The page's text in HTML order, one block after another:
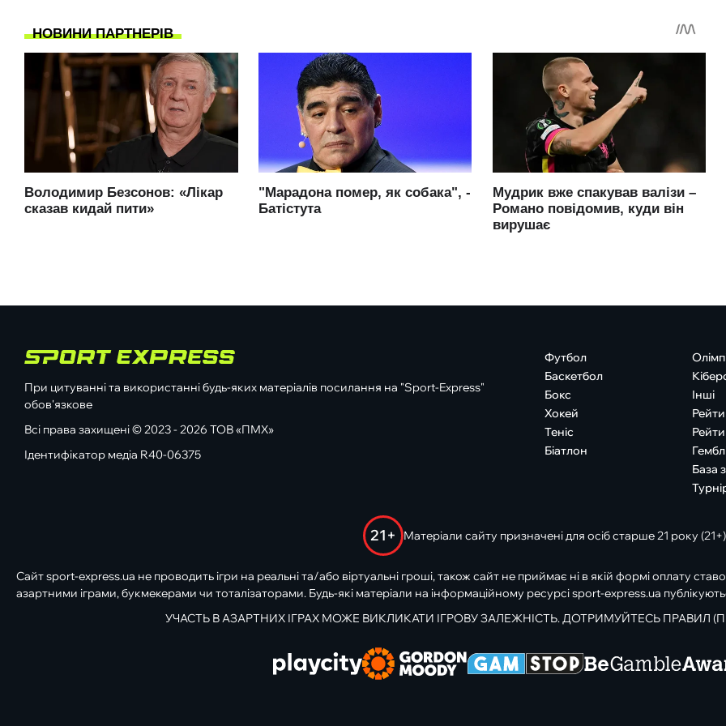
При цитуванні та використанні будь-яких матеріалів посилання на "Sport-Express"
обов'язкове
Всі права захищені © 2023 - 2026 ТОВ «ПМХ»
Ідентифікатор медіа R40-06375
Футбол
Баскетбол
Бокс
Хокей
Теніс
Біатлон
Інші
База
21+ Матеріали сайту призначені для осіб старше 21 року (21+)
Сайт sport-express.ua не проводить ігри на реальні та/або віртуальні гроші, також сайт не приймає ні в якій формі оплату
азартними іграми, букмекерами чи тоталізаторами. Будь-які матеріали на інформаційному ресурсі sport-express.ua
УЧАСТЬ В АЗАРТНИХ ІГРАХ МОЖЕ ВИКЛИКАТИ ІГРОВУ ЗАЛЕЖНІСТЬ. ДОТРИМУЙТЕСЬ ПРАВИЛ